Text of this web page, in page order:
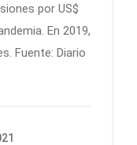
por US$
En 2019,
Fuente: Diario